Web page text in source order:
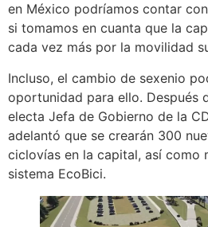
en México podríamos contar
si tomamos en cuanta que la
cada vez más por la movilidad
Incluso, el cambio de sexenio
oportunidad para ello. Después
electa Jefa de Gobierno de la
adelantó que se crearán 300
ciclovías en la capital, así como
sistema EcoBici.